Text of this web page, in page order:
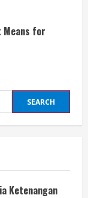
Means for
Ketenangan